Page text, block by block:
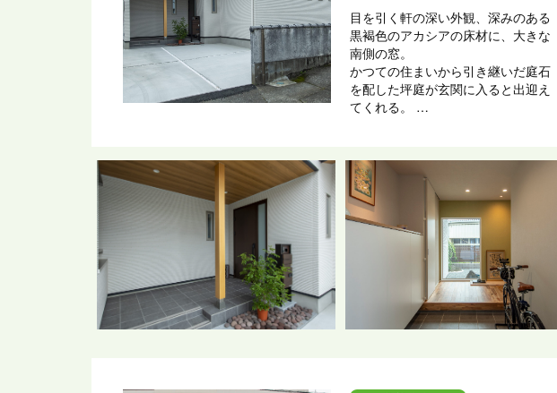
目を引く軒の深い外観、深みのある
黒褐色のアカシアの床材に、大きな
南側の窓。
かつての住まいから引き継いだ庭石
を配した坪庭が玄関に入ると出迎え
てくれる。
室、趣味の版画や骨董を飾るスペー
スが随所にあり、
空間に変化を持たせ、暮らしの目線
や好きな物との距離感にこだわりま
した。
高気密・高断熱・計画換気により電
気代を節約。一年中快適に過ごせる
とともに、
太陽光発電と蓄電池を設置して、万